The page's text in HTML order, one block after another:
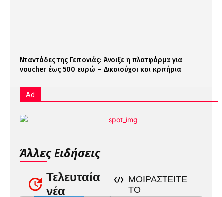
Νταντάδες της Γειτονιάς: Άνοιξε η πλατφόρμα για
voucher έως 500 ευρώ – Δικαιούχοι και κριτήρια
Ad
Άλλες Ειδήσεις